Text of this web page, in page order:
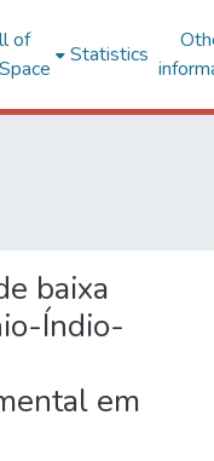
of
Statistics
baixa
Índio-
em